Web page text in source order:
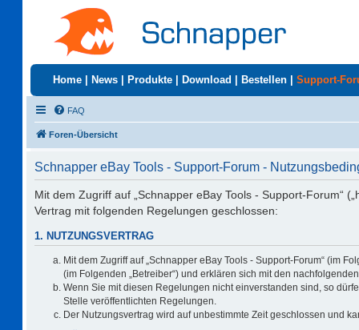
Home News Produkte Download Bestellen Support-
FAQ
Foren-Übersicht
Schnapper eBay Tools - Support-Forum -
Mit dem Zugriff auf „Schnapper eBay Tools - Support-Forum“
Vertrag mit folgenden Regelungen geschlossen:
1. NUTZUNGSVERTRAG
Mit dem Zugriff auf „Schnapper eBay Tools - Support-Forum“ (im
(im Folgenden „Betreiber“) und erklären sich mit den
Wenn Sie mit diesen Regelungen nicht einverstanden sind, so
Stelle veröffentlichten Regelungen.
Der Nutzungsvertrag wird auf unbestimmte Zeit geschlossen und